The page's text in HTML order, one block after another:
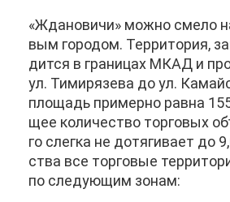
«Жда­но­ви­чи» мож­но сме­ло
вым го­ро­дом. Тер­ри­то­рия,
дит­ся в гра­ни­цах МКАД и
ул. Ти­ми­ря­зе­ва до ул.
пло­щадь при­мер­но рав­на
щее ко­ли­че­ство тор­го­вых
го слег­ка не до­тя­ги­ва­ет до
ства все тор­го­вые
по сле­ду­ю­щим зо­нам: